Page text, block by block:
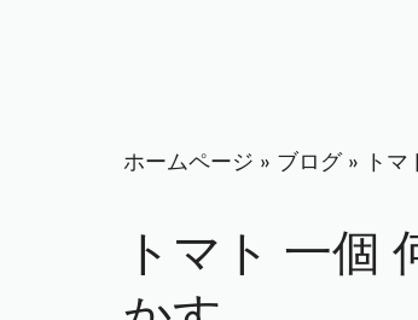
ホームページ » ブログ» ト
トマト 一個